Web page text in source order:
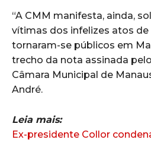
“A CMM manifesta, ainda,
vítimas dos infelizes atos
tornaram-se públicos em
trecho da nota assinada
Câmara Municipal de
André.
Leia mais:
Ex-presidente Collor